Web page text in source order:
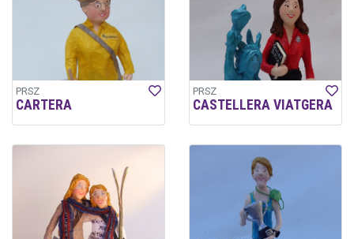
PRSZ
CARTERA
PRSZ
CASTELLERA VIATGERA